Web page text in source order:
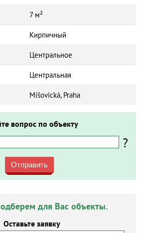
7 м²
Кирпичный
Центральное
Центральная
Míšovická, Praha
вопрос по объекту
?
Отправить
для Вас объекты.
Оставьте заявку